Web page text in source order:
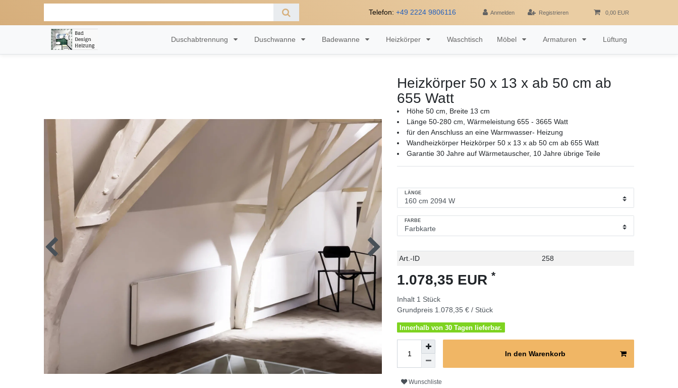
Telefon: +49 2224 9806116 Anmelden Registrieren 0,00 EUR
Duschabtrennung Duschwanne Badewanne Heizkörper Waschtisch Möbel Armaturen Lüftung
Heizkörper 50 x 13 x ab 50 cm ab
655 Watt
Höhe 50 cm, Breite 13 cm
Länge 50-280 cm, Wärmeleistung 655 - 3665 Watt
für den Anschluss an eine Warmwasser- Heizung
Wandheizkörper Heizkörper 50 x 13 x ab 50 cm ab 655 Watt
Garantie 30 Jahre auf Wärmetauscher, 10 Jahre übrige Teile
LÄNGE
FARBE
Technisches
Wert
Art.-ID 258
1.078,35 EUR *
Inhalt 1 Stück
Grundpreis 1.078,35 € / Stück
Innerhalb von 30 Tagen lieferbar.
In den Warenkorb
Wunschliste